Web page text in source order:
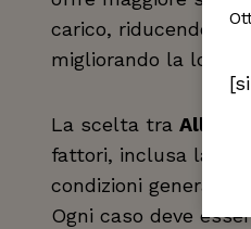
carico, riducendo lo
migliorando la
La scelta tra All-on-
fattori, inclusa la
condizioni generali
Ogni caso deve